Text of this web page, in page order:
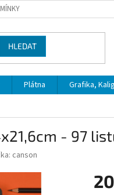
HLEDAT
Plátna Grafika,
- 97
canson